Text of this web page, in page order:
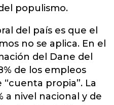
populismo.
del país es que el
no se aplica. En el
del Dane del
de los empleos
propia”. La
a nivel nacional y de